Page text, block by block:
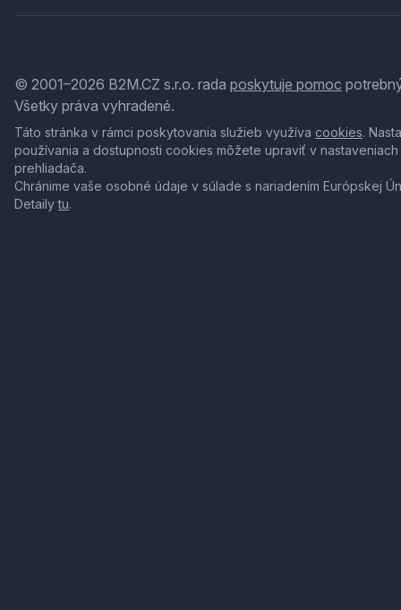
© 2001–2026 B2M.CZ s.r.o. rada poskytuje pomoc
Všetky práva vyhradené.
Táto stránka v rámci poskytovania služieb využíva cookies.
používania a dostupnosti cookies môžete upraviť v nastaveniach
prehliadača.
Chránime vaše osobné údaje v súlade s nariadením Európskej
Detailytu.